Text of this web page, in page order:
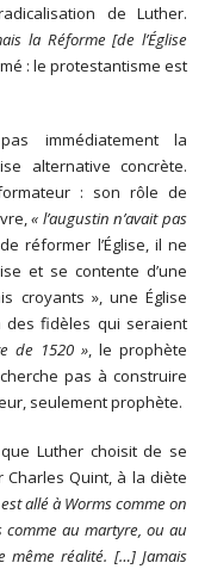
de Luther.
la Réforme [de l’Église
: le protestantisme est
immédiatement la
alternative concrète.
: son rôle de
« l’augustin n’avait pas
réformer l’Église, il ne
et se contente d’une
croyants », une Église
des fidèles qui seraient
de 1520 », le prophète
pas à construire
seulement prophète.
Luther choisit de se
Charles Quint, à la diète
allé à Worms comme on
au martyre, ou au
même réalité. […] Jamais